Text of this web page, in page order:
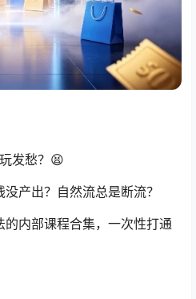
发愁？😫
产出？自然流总是断流？
内部课程合集，一次性打通